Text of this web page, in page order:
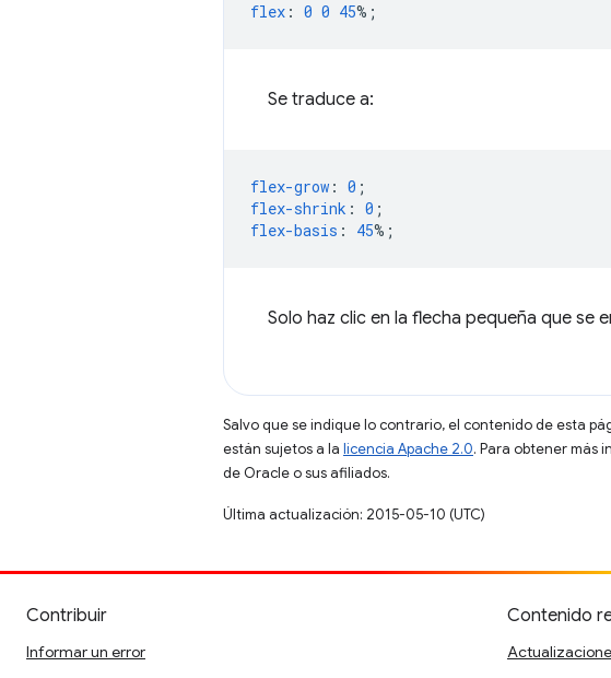
flex : 0 0 45%;
Se traduce a:
flex-grow : 0 ;
flex-shrink : 0 ;
flex-basis : 45%;
Solo haz clic en la flecha pequeña que
Salvo que se indique lo contrario, el contenido de esta
están sujetos a la licencia Apache 2.0. Para obtener más
de Oracle o sus afiliados.
Última actualización: 2015-05-10 (UTC)
Contribuir
Informar un error
Contenido